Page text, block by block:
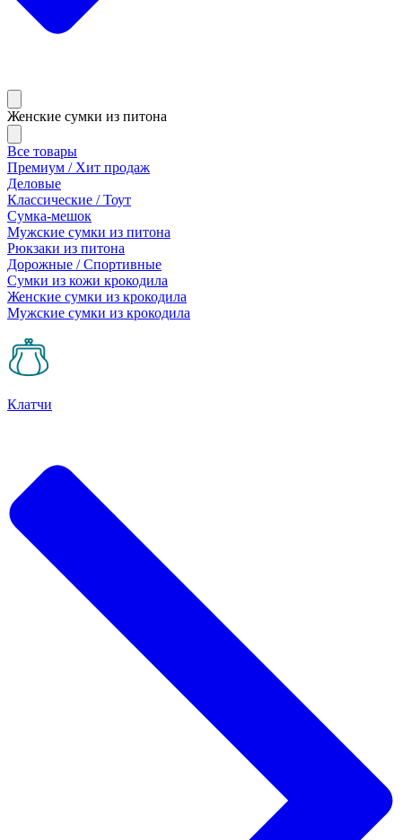
Женские сумки из питона
Все товары
Премиум / Хит продаж
Деловые
Классические / Тоут
Сумка-мешок
Мужские сумки из питона
Рюкзаки из питона
Дорожные / Спортивные
Сумки из кожи крокодила
Женские сумки из крокодила
Мужские сумки из крокодила
Клатчи